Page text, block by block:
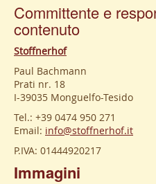
Committente e
contenuto
Stoffnerhof
Paul Bachmann
Prati nr. 18
I-39035 Monguelfo-Tesido
Tel.: +39 0474 950 271
Email: info@stoffnerhof.it
P.IVA: 01444920217
Immagini